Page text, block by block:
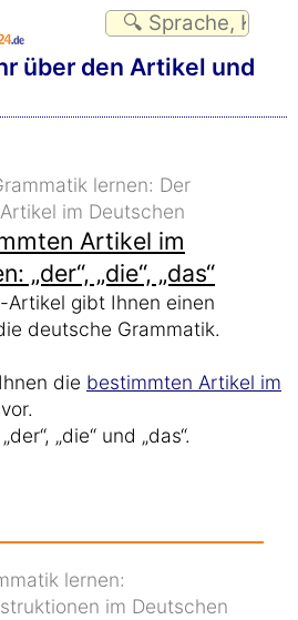
über den Artikel und
lernen: Der
im Deutschen
Artikel im
„der“, „die“, „das“
Artikel gibt Ihnen einen
deutsche Grammatik.
die bestimmten Artikel im
vor.
„die“ und „das“.
lernen:
im Deutschen